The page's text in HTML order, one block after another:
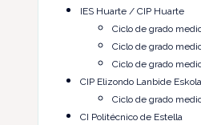
IES Huarte / CIP Huarte
Ciclo de grado
Ciclo de grado
Ciclo de grado
CIP Elizondo Lanbide
Ciclo de grado
CI Politécnico de Estella